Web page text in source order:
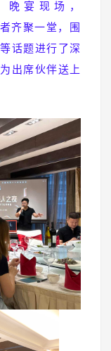
晚宴现场，
齐聚一堂，围
话题进行了深
出席伙伴送上